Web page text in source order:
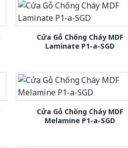
Cửa Gỗ Chống Cháy MDF
Laminate P1-a-SGD
Cửa Gỗ Chống Cháy MDF
Melamine P1-a-SGD